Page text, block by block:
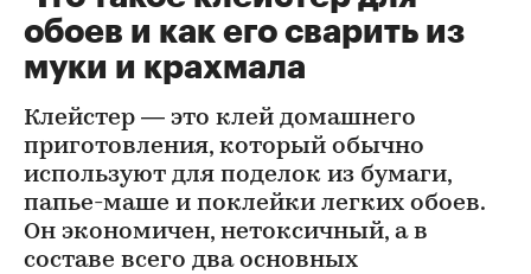
обоев и как его сварить из
муки и крахмала
Клейстер — это клей домашнего
приготовления, который обычно
используют для поделок из бумаги,
папье-маше и поклейки легких обоев.
Он экономичен, нетоксичный, а в
составе всего два основных